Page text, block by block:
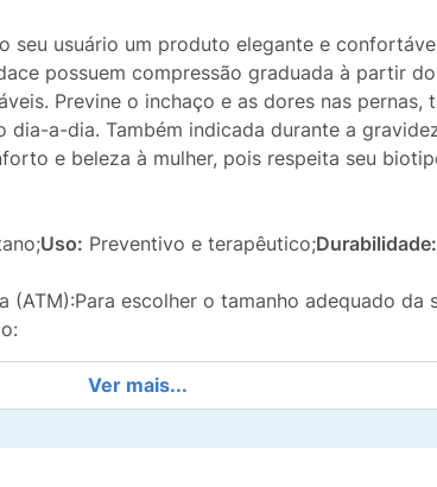
usuário um produto elegante e
possuem compressão graduada à partir
Previne o inchaço e as dores nas pernas,
a-dia. Também indicada durante a
e beleza à mulher, pois respeita seu
Uso: Preventivo e terapêutico;Durabilidade:
(ATM):Para escolher o tamanho adequado da
Ver mais...